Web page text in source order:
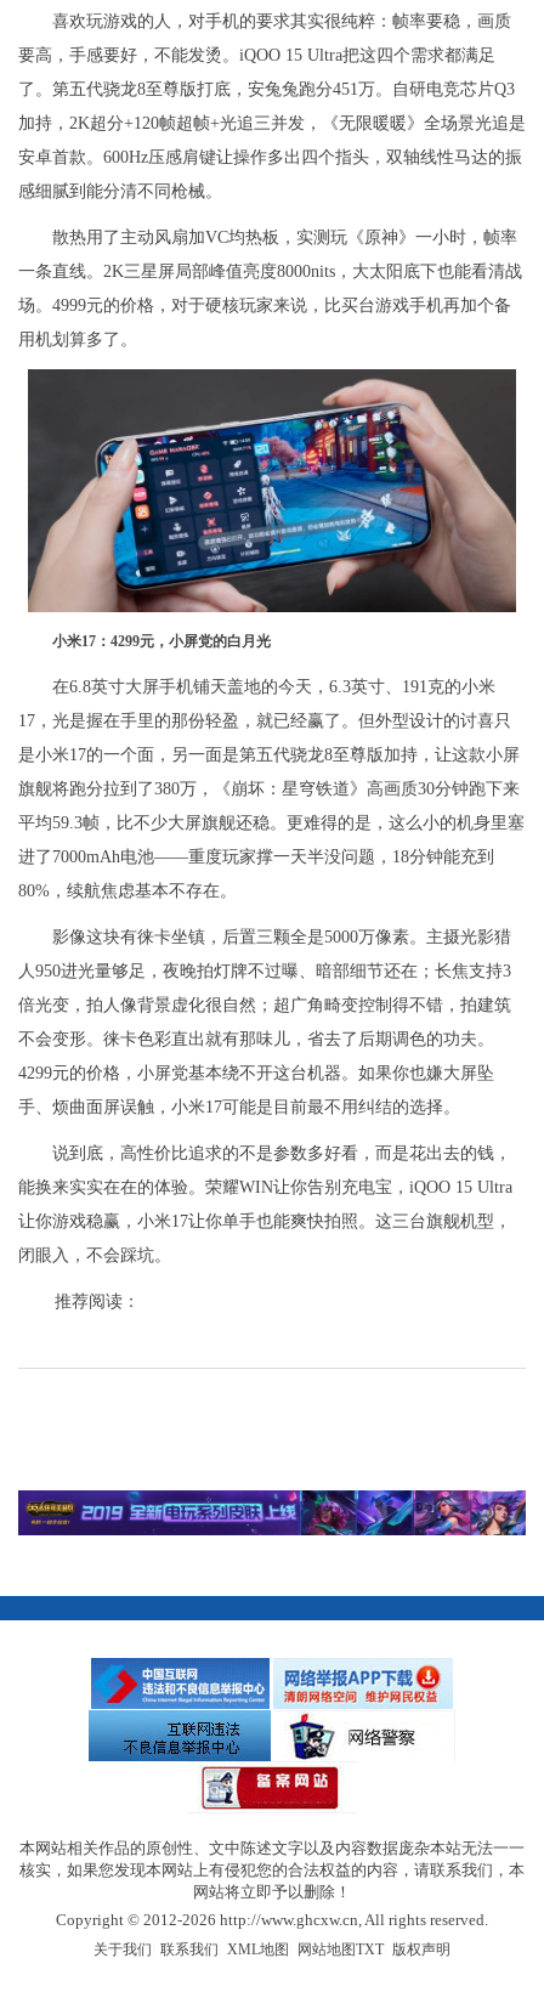
喜欢玩游戏的人，对手机的要求其实很纯粹：帧率要稳，画质
要高，手感要好，不能发烫。iQOO 15 Ultra把这四个需求都满足
了。第五代骁龙8至尊版打底，安兔兔跑分451万。自研电竞芯片Q3
加持，2K超分+120帧超帧+光追三并发，《无限暖暖》全场景光追是
安卓首款。600Hz压感肩键让操作多出四个指头，双轴线性马达的振
感细腻到能分清不同枪械。
散热用了主动风扇加VC均热板，实测玩《原神》一小时，帧率
一条直线。2K三星屏局部峰值亮度8000nits，大太阳底下也能看清战
场。4999元的价格，对于硬核玩家来说，比买台游戏手机再加个备
用机划算多了。
小米17：4299元，小屏党的白月光
在6.8英寸大屏手机铺天盖地的今天，6.3英寸、191克的小米
17，光是握在手里的那份轻盈，就已经赢了。但外型设计的讨喜只
是小米17的一个面，另一面是第五代骁龙8至尊版加持，让这款小屏
旗舰将跑分拉到了380万，《崩坏：星穹铁道》高画质30分钟跑下来
平均59.3帧，比不少大屏旗舰还稳。更难得的是，这么小的机身里塞
进了7000mAh电池——重度玩家撑一天半没问题，18分钟能充到
80%，续航焦虑基本不存在。
影像这块有徕卡坐镇，后置三颗全是5000万像素。主摄光影猎
人950进光量够足，夜晚拍灯牌不过曝、暗部细节还在；长焦支持3
倍光变，拍人像背景虚化很自然；超广角畸变控制得不错，拍建筑
不会变形。徕卡色彩直出就有那味儿，省去了后期调色的功夫。
4299元的价格，小屏党基本绕不开这台机器。如果你也嫌大屏坠
手、烦曲面屏误触，小米17可能是目前最不用纠结的选择。
说到底，高性价比追求的不是参数多好看，而是花出去的钱，
能换来实实在在的体验。荣耀WIN让你告别充电宝，iQOO 15 Ultra
让你游戏稳赢，小米17让你单手也能爽快拍照。这三台旗舰机型，
闭眼入，不会踩坑。
推荐阅读：
本网站相关作品的原创性、文中陈述文字以及内容数据庞杂本站无法一一
核实，如果您发现本网站上有侵犯您的合法权益的内容，请联系我们，本
网站将立即予以删除！
Copyright © 2012-2026 http://www.ghcxw.cn, All rights reserved.
关于我们 联系我们 XML地图 网站地图TXT| 版权声明